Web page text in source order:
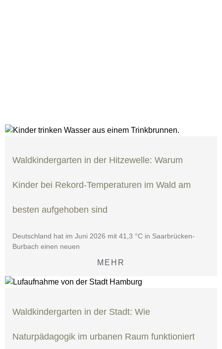
Waldkindergarten in der Hitzewelle: Warum
Kinder bei Rekord-Temperaturen im Wald am
besten aufgehoben sind
Deutschland hat im Juni 2026 mit 41,3 °C in Saarbrücken-
Burbach einen neuen
MEHR
Waldkindergarten in der Stadt: Wie
Naturpädagogik im urbanen Raum funktioniert